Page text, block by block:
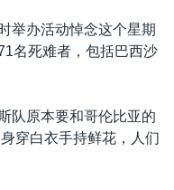
举办活动悼念这个星期
名死难者，包括巴西沙
队原本要和哥伦比亚的
穿白衣手持鲜花，人们